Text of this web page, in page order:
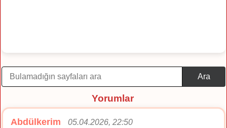
Ara
Yorumlar
Abdülkerim 05.04.2026, 22:50